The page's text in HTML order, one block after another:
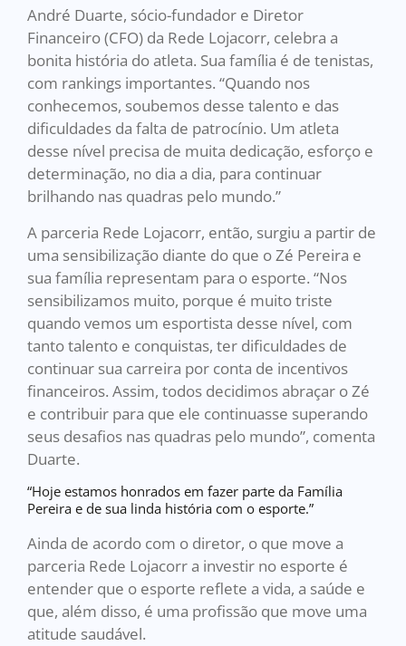
André Duarte, sócio-fundador e Diretor
Financeiro (CFO) da Rede Lojacorr, celebra a
bonita história do atleta. Sua família é de tenistas,
com rankings importantes. “Quando nos
conhecemos, soubemos desse talento e das
dificuldades da falta de patrocínio. Um atleta
desse nível precisa de muita dedicação, esforço e
determinação, no dia a dia, para continuar
brilhando nas quadras pelo mundo.”
A parceria Rede Lojacorr, então, surgiu a partir de
uma sensibilização diante do que o Zé Pereira e
sua família representam para o esporte. “Nos
sensibilizamos muito, porque é muito triste
quando vemos um esportista desse nível, com
tanto talento e conquistas, ter dificuldades de
continuar sua carreira por conta de incentivos
financeiros. Assim, todos decidimos abraçar o Zé
e contribuir para que ele continuasse superando
seus desafios nas quadras pelo mundo”, comenta
Duarte.
“Hoje estamos honrados em fazer parte da Família
Pereira e de sua linda história com o esporte.”
Ainda de acordo com o diretor, o que move a
parceria Rede Lojacorr a investir no esporte é
entender que o esporte reflete a vida, a saúde e
que, além disso, é uma profissão que move uma
atitude saudável.